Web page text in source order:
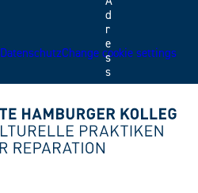
d
r
e
s
s
e
DatenschutzChange cookie settings